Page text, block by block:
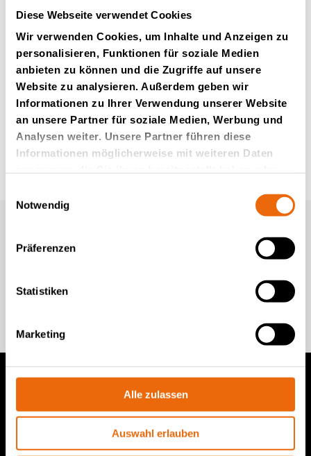
Diese Webseite verwendet Cookies
Wir verwenden Cookies, um Inhalte und Anzeigen zu
personalisieren, Funktionen für soziale Medien
anbieten zu können und die Zugriffe auf unsere
Website zu analysieren. Außerdem geben wir
Informationen zu Ihrer Verwendung unserer Website
an unsere Partner für soziale Medien, Werbung und
Analysen weiter. Unsere Partner führen diese
Informationen möglicherweise mit weiteren Daten
gesammelt haben.
Notwendig
Präferenzen
Statistiken
Marketing
Alle zulassen
Auswahl erlauben
Yu Tzuyun
+886 912 815 069
Newsletter von Tana (auf
Produkte von TANA